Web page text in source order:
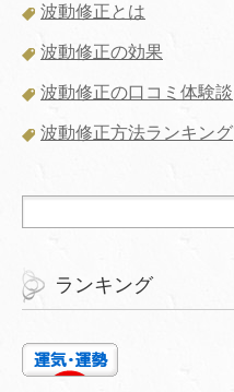
波動修正とは
波動修正の効果
波動修正の口コミ体験談
波動修正方法ランキング
ランキング